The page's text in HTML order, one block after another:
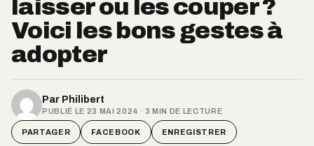
laisser ou les couper ?
Voici les bons gestes à
adopter
Par Philibert
PUBLIÉ LE 23 MAI 2024 · 3 MIN DE LECTURE
PARTAGER FACEBOOK ENREGISTRER